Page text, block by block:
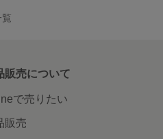
販売について
で売りたい
販売